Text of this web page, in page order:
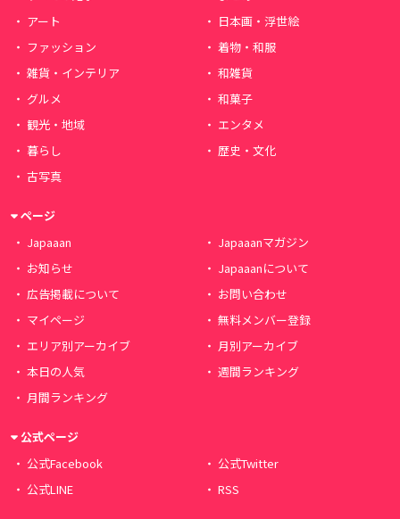
アート
日本画・浮世絵
ファッション
着物・和服
雑貨・インテリア
和雑貨
グルメ
和菓子
観光・地域
エンタメ
暮らし
歴史・文化
古写真
ページ
Japaaan
Japaaanマガジン
お知らせ
Japaaanについて
広告掲載について
お問い合わせ
マイページ
無料メンバー登録
エリア別アーカイブ
月別アーカイブ
本日の人気
週間ランキング
月間ランキング
公式ページ
公式Facebook
公式Twitter
公式LINE
RSS